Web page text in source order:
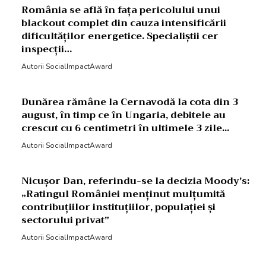
România se află în fața pericolului unui
blackout complet din cauza intensificării
dificultăților energetice. Specialiștii cer
inspecții…
Autorii SocialImpactAward
Dunărea rămâne la Cernavodă la cota din 3
august, în timp ce în Ungaria, debitele au
crescut cu 6 centimetri în ultimele 3 zile...
Autorii SocialImpactAward
Nicușor Dan, referindu-se la decizia Moody’s:
„Ratingul României menținut mulțumită
contribuțiilor instituțiilor, populației și
sectorului privat”
Autorii SocialImpactAward